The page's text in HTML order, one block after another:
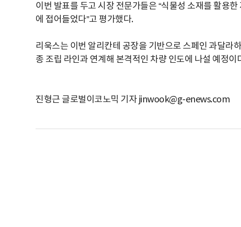
이번 발표를 두고 시장 전문가들은 “식물성 소재를 활용
에 접어들었다”고 평가했다.
리욱스는 이번 알리칸테 공장을 기반으로 스페인 과달
종 조립 라인과 연계해 본격적인 차량 인도에 나설 예정이
진형근 글로벌이코노믹 기자 jinwook@g-enews.com